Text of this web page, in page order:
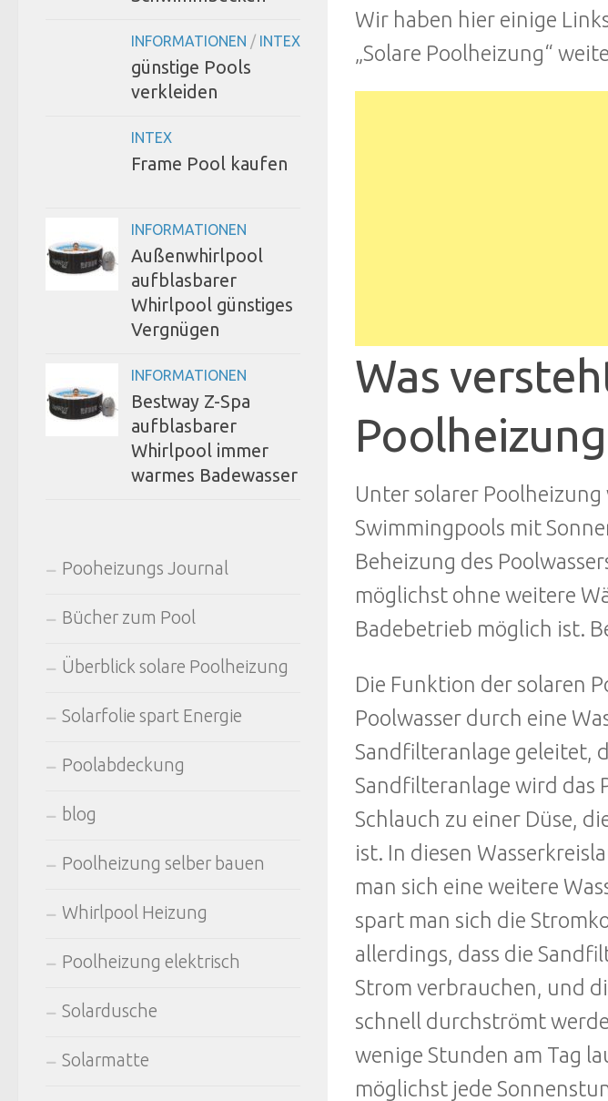
Wir haben hier einige
„Solare Poolheizung“
Was
Unter solarer
Swimmingpools mit
Beheizung des
möglichst ohne weitere
Badebetrieb möglich ist.
Die Funktion der solaren
Poolwasser durch eine
Sandfilteranlage geleitet,
Sandfilteranlage wird das
Schlauch zu einer Düse,
ist. In diesen
man sich eine weitere
spart man sich die
allerdings, dass die
Strom verbrauchen, und
schnell durchströmt
wenige Stunden am Tag
möglichst jede
INFORMATIONEN / INTEX
günstige Pools
verkleiden
INTEX
Frame Pool kaufen
INFORMATIONEN
Außenwhirlpool
aufblasbarer
Whirlpool günstiges
Vergnügen
INFORMATIONEN
Bestway Z-Spa
aufblasbarer
Whirlpool immer
warmes Badewasser
Pooheizungs Journal
Bücher zum Pool
Überblick solare Poolheizung
Solarfolie spart Energie
Poolabdeckung
blog
Poolheizung selber bauen
Whirlpool Heizung
Poolheizung elektrisch
Solardusche
Solarmatte